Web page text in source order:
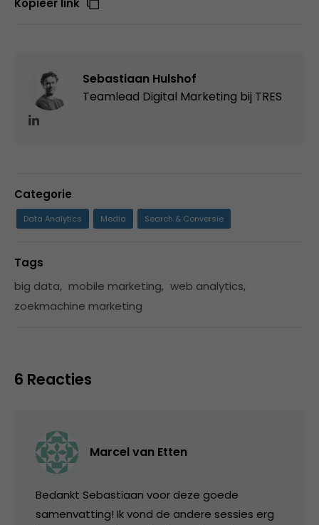
Kopieer link
Sebastiaan Hulshof
Teamlead Digital Marketing bij TRES
Categorie
Data Analytics Media Search & Conversie
Tags
big data, mobile marketing, web analytics,
zoekmachine marketing
6 Reacties
Marcel van Etten
Bedankt Sebastiaan voor deze goede
samenvatting! Ik vond de andere sessies erg